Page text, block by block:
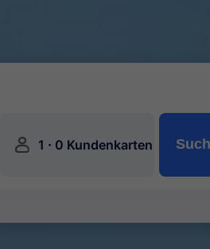
󱍂 1 · 0 Kundenkarten